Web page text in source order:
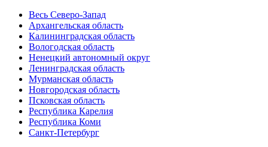
Весь Северо-Запад
Архангельская область
Калининградская область
Вологодская область
Ненецкий автономный округ
Ленинградская область
Мурманская область
Новгородская область
Псковская область
Республика Карелия
Республика Коми
Санкт-Петербург